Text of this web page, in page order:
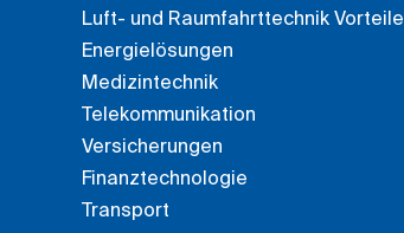
Luft- und Raumfahrttechnik
Energielösungen
Medizintechnik
Telekommunikation
Versicherungen
Finanztechnologie
Transport
Vorteile